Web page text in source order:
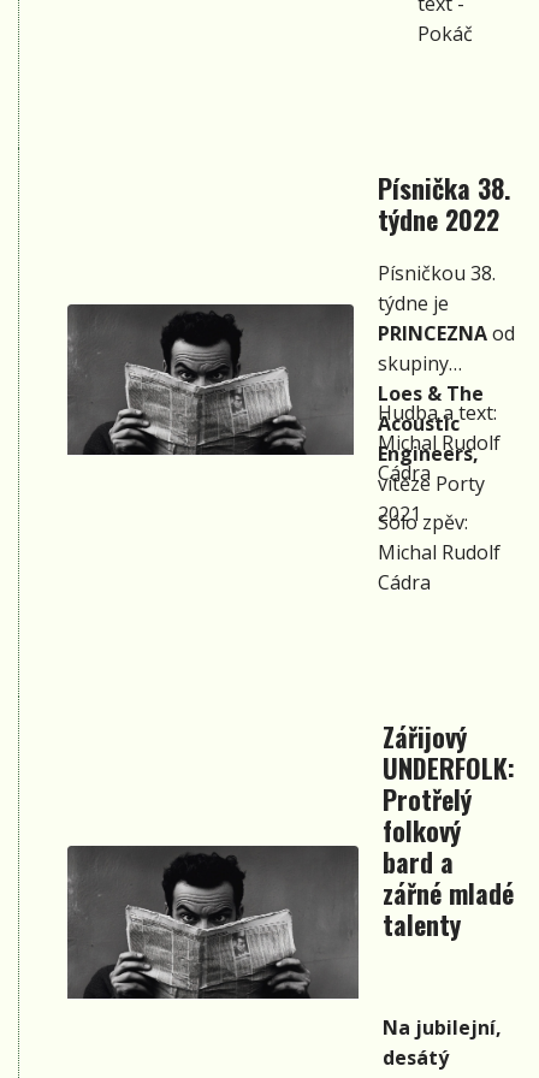
Pokáč
Písnička 38.
týdne 2022
Písničkou 38.
týdne je
PRINCEZNAod
skupiny
Loes & The
Acoustic
Engineers,
vítěze Porty
2021
Hudba a text:
Michal Rudolf
Cádra
Sólo zpěv:
Michal Rudolf
Cádra
Zářijový
UNDERFOLK:
Protřelý
folkový
bard a
zářné mladé
talenty
Na jubilejní,
desátý